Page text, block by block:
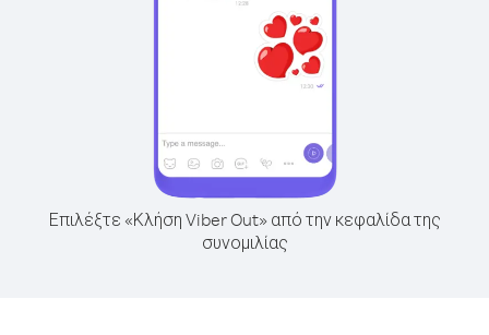
Επιλέξτε «Κλήση Viber Out» από την κεφαλίδα της
συνομιλίας